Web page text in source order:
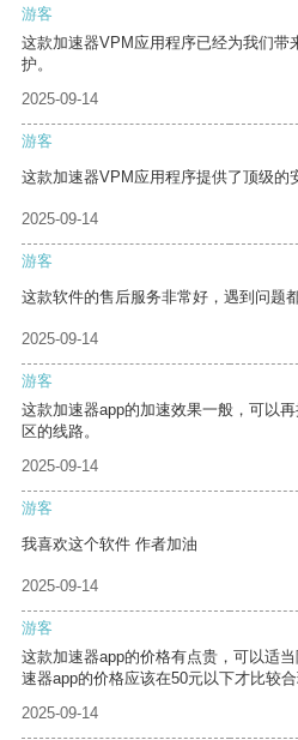
游客
这款加速器VPM应用程序已经为我们带
护。
2025-09-14
游客
这款加速器VPM应用程序提供了顶级的
2025-09-14
游客
这款软件的售后服务非常好，遇到问题
2025-09-14
游客
这款加速器app的加速效果一般，可以
区的线路。
2025-09-14
游客
我喜欢这个软件 作者加油
2025-09-14
游客
这款加速器app的价格有点贵，可以适
速器app的价格应该在50元以下才比较合
2025-09-14